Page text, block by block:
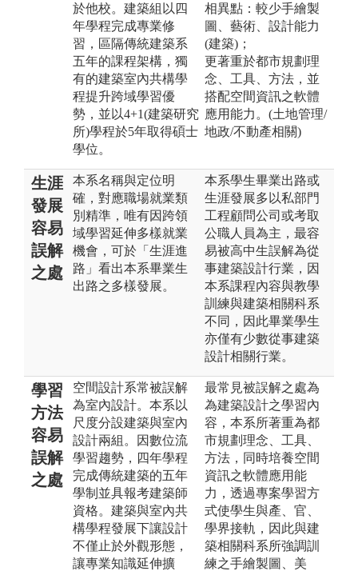
於他校。建築組以四
年學程完成專業修
習，區隔傳統建築系
五年的課程架構，獨
有的建築室內共構學
程提升跨域學習優
勢，並以4+1(建築研究
所)學程於5年取得碩士
學位。
相異點：較少手繪製
圖、藝術、設計能力
(建築)；
更著重於都市規劃理
念、工具、方法，並
搭配空間資訊之軟體
應用能力。(土地管理/
地政/不動產相關)
生涯
發展
容易
誤解
之處
本系名稱與定位明
確，對應職場就業類
別精準，唯有因跨領
域學習延伸多樣就業
機會，可於「生涯進
路」看出本系畢業生
出路之多樣發展。
本系學生畢業出路或
生涯發展多以私部門
工程顧問公司或考取
公職人員為主，最容
易被高中生誤解為從
事建築設計行業，因
本系課程內容與教學
訓練與建築相關科系
不同，因此畢業學生
亦僅有少數從事建築
設計相關行業。
學習
方法
容易
誤解
之處
空間設計系常被誤解
為室內設計。本系以
尺度分設建築與室內
設計兩組。因數位流
學習趨勢，四年學程
完成傳統建築的五年
學制並具報考建築師
資格。建築與室內共
構學程發展下讓設計
不僅止於外觀形態，
讓專業知識延伸擴
最常見被誤解之處為
為建築設計之學習內
容，本系所著重為都
市規劃理念、工具、
方法，同時培養空間
資訊之軟體應用能
力，透過專案學習方
式使學生與產、官、
學界接軌，因此與建
築相關科系所強調訓
練之手繪製圖、美